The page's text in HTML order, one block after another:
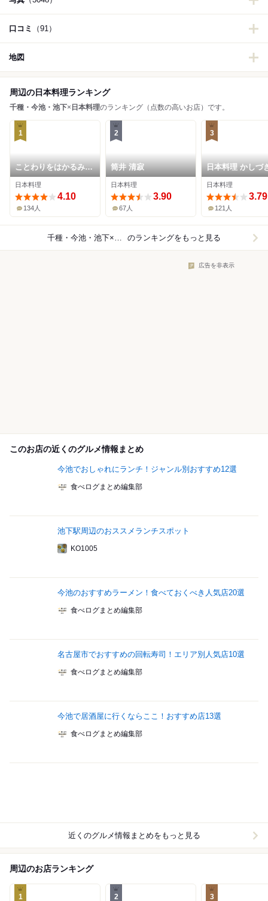
口コミ （91）
地図
周辺の日本料理ランキング
千種・今池・池下× 日本料理のランキング（点数の高いお店）です。
1
ことわりをはかるみせ
ばんどう
日本料理
4.10
134人
2
筒井 清寂
日本料理
3.90
67人
3
日本料理 かしづ
日本料理
3.79
121人
千種・今池・池下×日本料理 のランキングをもっと見る
広告を非表示
このお店の近くのグルメ情報まとめ
今池でおしゃれにランチ！ジャンル別おすすめ12選
食べログまとめ編集部
池下駅周辺のおススメランチスポット
KO1005
今池のおすすめラーメン！食べておくべき人気店20選
食べログまとめ編集部
名古屋市でおすすめの回転寿司！エリア別人気店10選
食べログまとめ編集部
今池で居酒屋に行くならここ！おすすめ店13選
食べログまとめ編集部
近くのグルメ情報まとめをもっと見る
周辺のお店ランキング
1 2 3